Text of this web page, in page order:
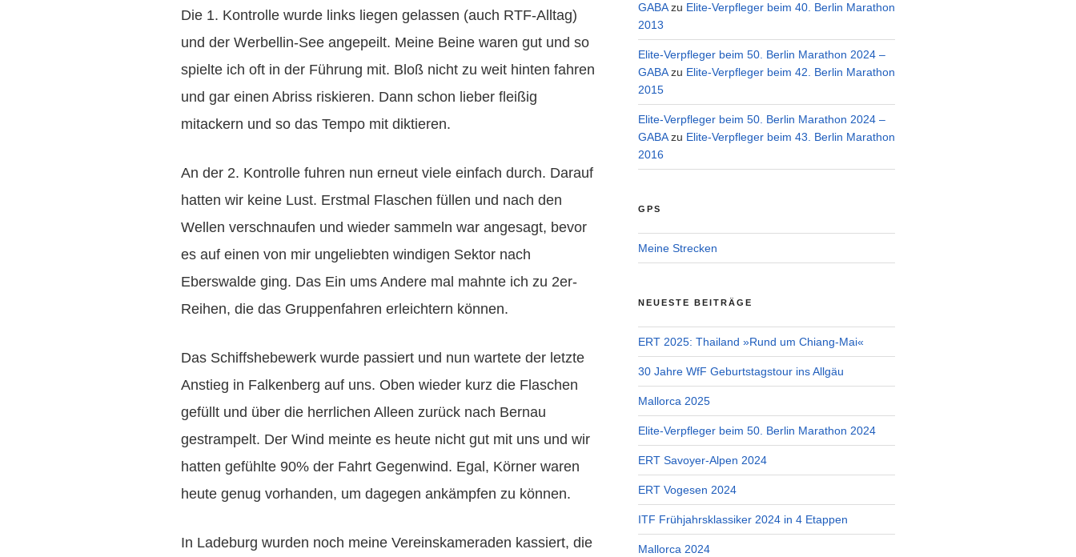
Die 1. Kontrolle wurde links liegen gelassen (auch RTF-Alltag)
und der Werbellin-See angepeilt. Meine Beine waren gut und so
spielte ich oft in der Führung mit. Bloß nicht zu weit hinten fahren
und gar einen Abriss riskieren. Dann schon lieber fleißig
mitackern und so das Tempo mit diktieren.
An der 2. Kontrolle fuhren nun erneut viele einfach durch. Darauf
hatten wir keine Lust. Erstmal Flaschen füllen und nach den
Wellen verschnaufen und wieder sammeln war angesagt, bevor
es auf einen von mir ungeliebten windigen Sektor nach
Eberswalde ging. Das Ein ums Andere mal mahnte ich zu 2er-
Reihen, die das Gruppenfahren erleichtern können.
Das Schiffshebewerk wurde passiert und nun wartete der letzte
Anstieg in Falkenberg auf uns. Oben wieder kurz die Flaschen
gefüllt und über die herrlichen Alleen zurück nach Bernau
gestrampelt. Der Wind meinte es heute nicht gut mit uns und wir
hatten gefühlte 90% der Fahrt Gegenwind. Egal, Körner waren
heute genug vorhanden, um dagegen ankämpfen zu können.
In Ladeburg wurden noch meine Vereinskameraden kassiert, die
GABAzu Elite-Verpfleger beim 40. Berlin Marathon
2013
Elite-Verpfleger beim 50. Berlin Marathon 2024 –
GABAzu Elite-Verpfleger beim 42. Berlin Marathon
2015
Elite-Verpfleger beim 50. Berlin Marathon 2024 –
GABAzu Elite-Verpfleger beim 43. Berlin Marathon
2016
GPS
Meine Strecken
NEUESTE BEITRÄGE
ERT 2025: Thailand »Rund um Chiang-Mai«
30 Jahre WfF Geburtstagstour ins Allgäu
Mallorca 2025
Elite-Verpfleger beim 50. Berlin Marathon 2024
ERT Savoyer-Alpen 2024
ERT Vogesen 2024
ITF Frühjahrsklassiker 2024 in 4 Etappen
Mallorca 2024